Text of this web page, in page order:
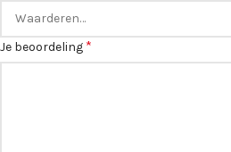
Je beoordeling *